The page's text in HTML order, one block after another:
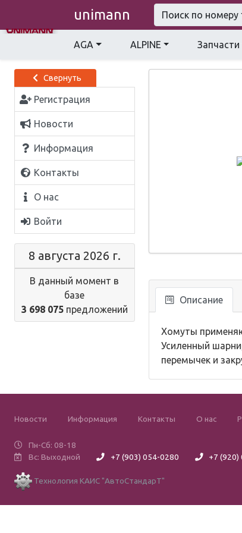
unimann Поиск по номеру
AGA ALPINE Запчасти
Свернуть
Регистрация
Новости
Информация
Контакты
О нас
Войти
8 августа 2026 г.
В данный момент в
базе
3 698 075предложений
Описание
Хомуты
Усиленный
перемычек и
Новости Информация Контакты О нас
Пн-Сб: 08-18
Вс: Выходной
+7 (903) 054-0280 +7 (920)
Технология КАИС "АвтоСтандарТ"